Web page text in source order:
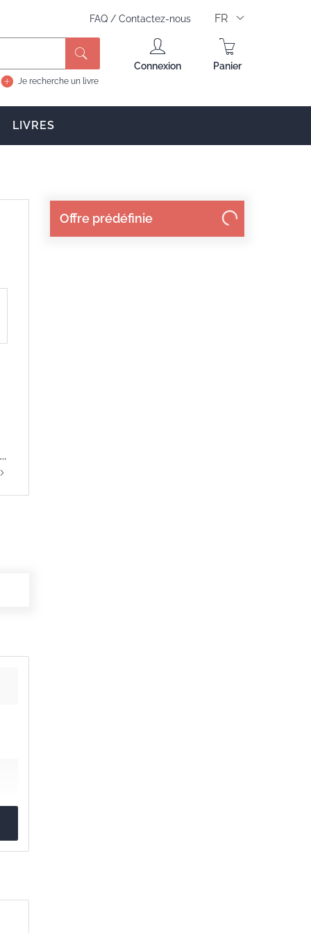
FAQ / Contactez-nous FR
Je recherche un livre
Connexion Panier
LIVRES
Offre prédéfinie